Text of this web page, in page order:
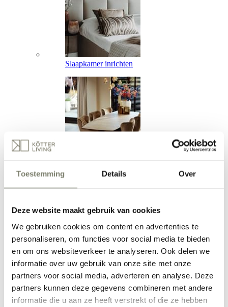
Toestemming Details Over
Deze website maakt gebruik van cookies
We gebruiken cookies om content en advertenties te
personaliseren, om functies voor social media te bieden
en om ons websiteverkeer te analyseren. Ook delen we
informatie over uw gebruik van onze site met onze
partners voor social media, adverteren en analyse. Deze
partners kunnen deze gegevens combineren met andere
informatie die u aan ze heeft verstrekt of die ze hebben
Slaapkamer inrichten
Eetkamer inrichten
Werkkamer inrichten